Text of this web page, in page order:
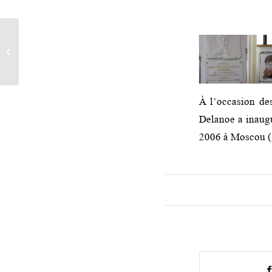
À l’occasion
Delanoe a
2006 à Moscou